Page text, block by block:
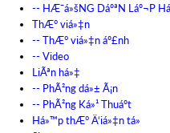
-- HÆ¯á»šNG DáºªN Láº¬P
ThÆ° viá»‡n
-- ThÆ° viá»‡n áº£nh
-- Video
LiÃªn há»‡
-- PhÃ²ng dá»± Ã¡n
-- PhÃ²ng Ká»¹ Thuáº­t
Há»™p thÆ° Ä‘iá»‡n tá»­